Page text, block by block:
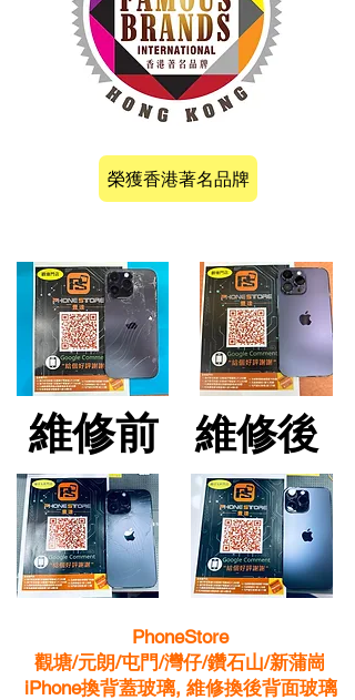
榮獲香港著名品牌
維修前
維修前 維修後
維修後
PhoneStore
觀塘/元朗/屯門/灣仔/鑽石山/新蒲崗
iPhone換背蓋玻璃, 維修換後背面玻璃